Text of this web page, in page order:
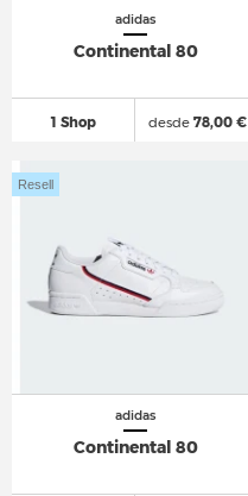
adidas
Continental 80
1 Shop desde78,00 €
adidas
Continental 80
Resell